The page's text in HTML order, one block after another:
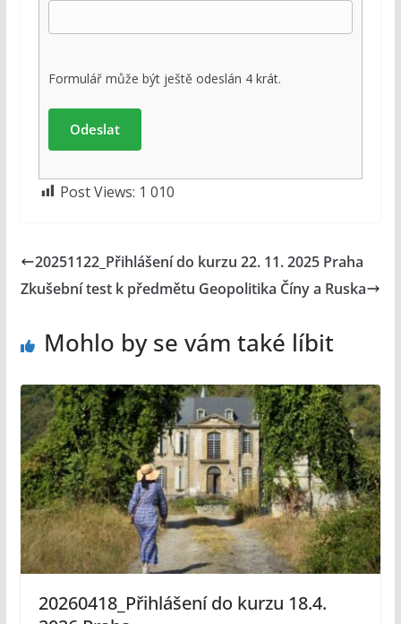
Formulář může být ještě odeslán 4 krát.
Post Views: 1 010
20251122_Přihlášení do kurzu 22. 11. 2025 Praha
Zkušební test k předmětu Geopolitika Číny a Ruska
Mohlo by se vám také líbit
20260418_Přihlášení do kurzu 18.4.